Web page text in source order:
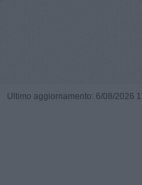
Ultimo aggiornamento: 6/08/2026